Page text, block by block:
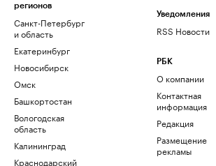
регионов
Санкт-Петербург
и область
Екатеринбург
Новосибирск
Омск
Башкортостан
Вологодская
область
Калининград
Краснодарский
Уведомления
RSS Новости
РБК
О компании
Контактная
информация
Редакция
Размещение
рекламы